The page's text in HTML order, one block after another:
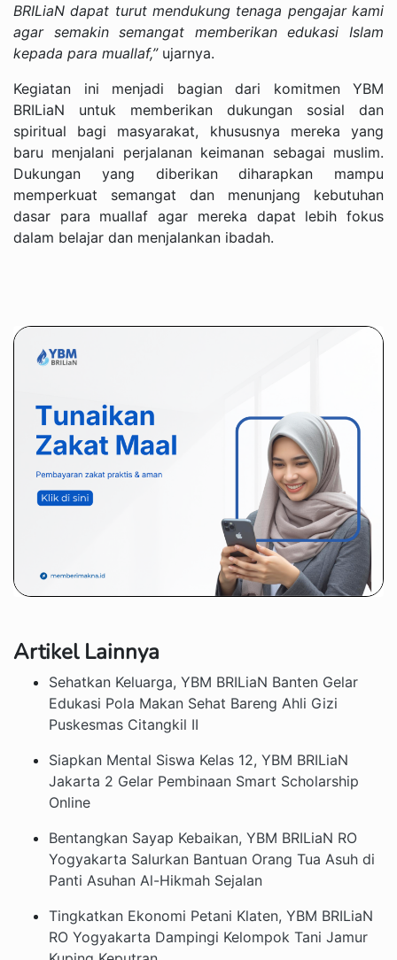
BRILiaN dapat turut mendukung tenaga pengajar kami
agar semakin semangat memberikan edukasi Islam
kepada para muallaf,”ujarnya.
Kegiatan ini menjadi bagian dari komitmen YBM
BRILiaN untuk memberikan dukungan sosial dan
spiritual bagi masyarakat, khususnya mereka yang
baru menjalani perjalanan keimanan sebagai muslim.
Dukungan yang diberikan diharapkan mampu
memperkuat semangat dan menunjang kebutuhan
dasar para muallaf agar mereka dapat lebih fokus
dalam belajar dan menjalankan ibadah.
Artikel Lainnya
Sehatkan Keluarga, YBM BRILiaN Banten Gelar
Edukasi Pola Makan Sehat Bareng Ahli Gizi
Puskesmas Citangkil II
Siapkan Mental Siswa Kelas 12, YBM BRILiaN
Jakarta 2 Gelar Pembinaan Smart Scholarship
Online
Bentangkan Sayap Kebaikan, YBM BRILiaN RO
Yogyakarta Salurkan Bantuan Orang Tua Asuh di
Panti Asuhan Al-Hikmah Sejalan
Tingkatkan Ekonomi Petani Klaten, YBM BRILiaN
RO Yogyakarta Dampingi Kelompok Tani Jamur